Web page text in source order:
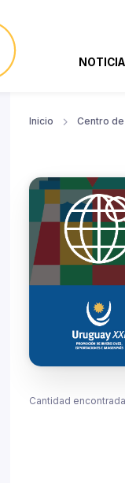
Inicio Centro
Cantidad